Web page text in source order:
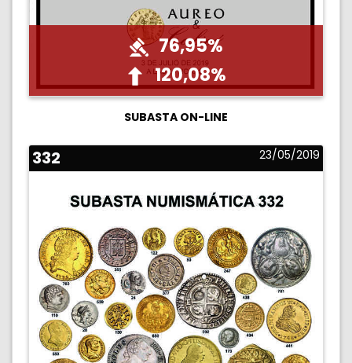
76,95%
120,08%
SUBASTA ON-LINE
332 23/05/2019